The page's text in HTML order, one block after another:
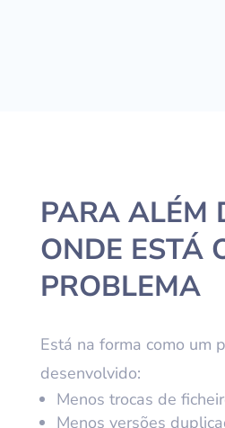
PARA ALÉM
ONDE ESTÁ
PROBLEMA
Está na forma como um
desenvolvido:
Menos trocas de
Menos versões